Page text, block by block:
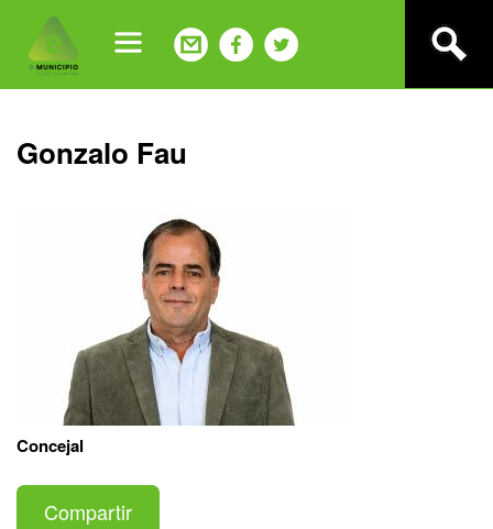
navigation
Back
to
Gonzalo Fau
Concejal
Compartir